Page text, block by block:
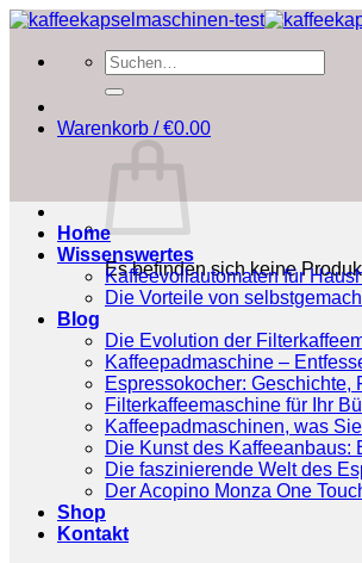
Zum
springen
Suchen
nach:
Warenkorb /€0.00
Es befinden sich keine
Home
Wissenswertes
Kaffeevollautomaten für
Die Vorteile von
Blog
Die Evolution der
Kaffeepadmaschine –
Espressokocher:
Filterkaffeemaschine für Ihr
Kaffeepadmaschinen, was
Die Kunst des Kaffeeanbaus:
Die faszinierende Welt des
Der Acopino Monza One
Shop
Kontakt